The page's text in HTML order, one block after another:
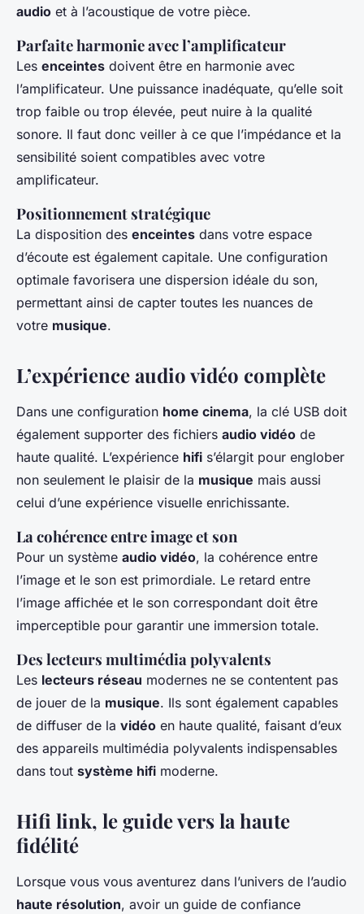
audio et à l’acoustique de votre pièce.
Parfaite harmonie avec l’amplificateur
Les enceintes doivent être en harmonie avec
l’amplificateur. Une puissance inadéquate, qu’elle soit
trop faible ou trop élevée, peut nuire à la qualité
sonore. Il faut donc veiller à ce que l’impédance et la
sensibilité soient compatibles avec votre
amplificateur.
Positionnement stratégique
La disposition des enceintes dans votre espace
d’écoute est également capitale. Une configuration
optimale favorisera une dispersion idéale du son,
permettant ainsi de capter toutes les nuances de
votre musique.
L’expérience audio vidéo complète
Dans une configuration home cinema, la clé USB doit
également supporter des fichiers audio vidéo de
haute qualité. L’expérience hifi s’élargit pour englober
non seulement le plaisir de la musique mais aussi
celui d’une expérience visuelle enrichissante.
La cohérence entre image et son
Pour un système audio vidéo, la cohérence entre
l’image et le son est primordiale. Le retard entre
l’image affichée et le son correspondant doit être
imperceptible pour garantir une immersion totale.
Des lecteurs multimédia polyvalents
Les lecteurs réseau modernes ne se contentent pas
de jouer de la musique. Ils sont également capables
de diffuser de la vidéo en haute qualité, faisant d’eux
des appareils multimédia polyvalents indispensables
dans tout système hifi moderne.
Hifi link, le guide vers la haute
fidélité
Lorsque vous vous aventurez dans l’univers de l’audio
haute résolution, avoir un guide de confiance